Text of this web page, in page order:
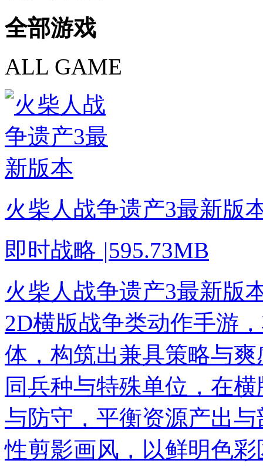
全部游戏
ALL GAME
火柴人战争遗产3最新版
即时战略 |595.73MB
火柴人战争遗产3最新版
2D横版战争类动作手游
体，构筑出兼具策略与
同兵种与特殊单位，在
与防守，平衡资源产出
性剪影画风，以鲜明色